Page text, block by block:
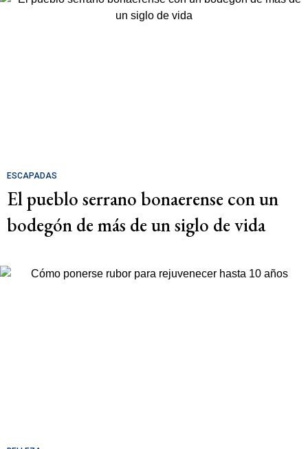
ESCAPADAS
El pueblo serrano bonaerense con un
bodegón de más de un siglo de vida